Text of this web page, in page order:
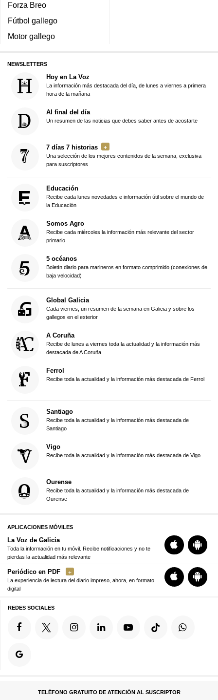
Forza Breo
Fútbol gallego
Motor gallego
NEWSLETTERS
Hoy en La Voz
La información más destacada del día, de lunes a viernes a primera
hora de la mañana
Al final del día
Un resumen de las noticias que debes saber antes de acostarte
7 días 7 historias
Una selección de los mejores contenidos de la semana, exclusiva
para suscriptores
Educación
Recibe cada lunes novedades e información útil sobre el mundo de
la Educación
Somos Agro
Recibe cada miércoles la información más relevante del sector
primario
5 océanos
Boletín diario para marineros en formato comprimido (conexiones de
baja velocidad)
Global Galicia
Cada viernes, un resumen de la semana en Galicia y sobre los
gallegos en el exterior
A Coruña
Recibe de lunes a viernes toda la actualidad y la información más
destacada de A Coruña
Ferrol
Recibe toda la actualidad y la información más destacada de Ferrol
Santiago
Recibe toda la actualidad y la información más destacada de
Santiago
Vigo
Recibe toda la actualidad y la información más destacada de Vigo
Ourense
Recibe toda la actualidad y la información más destacada de
Ourense
APLICACIONES MÓVILES
La Voz de Galicia
Toda la información en tu móvil. Recibe notificaciones y no te
pierdas la actualidad más relevante
Periódico en PDF
La experiencia de lectura del diario impreso, ahora, en formato
digital
REDES SOCIALES
TELÉFONO GRATUITO DE ATENCIÓN AL SUSCRIPTOR